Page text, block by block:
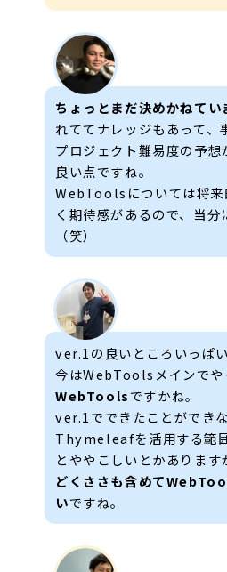
ちょっとまだ決めかねてい
れててナレッジもあって、
プロジェクト難易度の予想
良い点ですね。
WebToolsについては将来
く期待感があるので、当分
（笑）
ver.1の良いところいっぱ
今はWebToolsメインでや
WebToolsですかね。
ver.1でできたことができ
Thymeleafを活用する範
とややこしいとかあります
どくささも含めて
いですね。